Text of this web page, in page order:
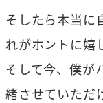
そしたら本当に
れがホントに嬉
そして今、僕が
緒させていただ